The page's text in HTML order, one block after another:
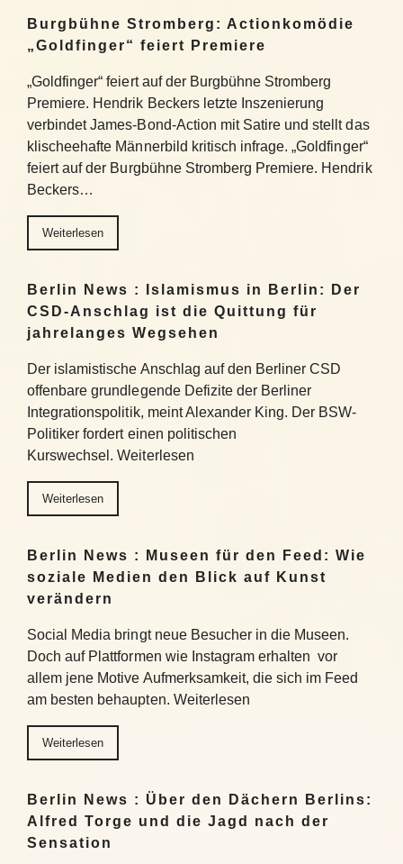
Burgbühne Stromberg: Actionkomödie
„Goldfinger“ feiert Premiere
„Goldfinger“ feiert auf der Burgbühne Stromberg
Premiere. Hendrik Beckers letzte Inszenierung
verbindet James-Bond-Action mit Satire und stellt das
klischeehafte Männerbild kritisch infrage. „Goldfinger“
feiert auf der Burgbühne Stromberg Premiere. Hendrik
Beckers…
Weiterlesen
Berlin News : Islamismus in Berlin: Der
CSD-Anschlag ist die Quittung für
jahrelanges Wegsehen
Der islamistische Anschlag auf den Berliner CSD
offenbare grundlegende Defizite der Berliner
Integrationspolitik, meint Alexander King. Der BSW-
Politiker fordert einen politischen
Kurswechsel. Weiterlesen
Weiterlesen
Berlin News : Museen für den Feed: Wie
soziale Medien den Blick auf Kunst
verändern
Social Media bringt neue Besucher in die Museen.
Doch auf Plattformen wie Instagram erhalten vor
allem jene Motive Aufmerksamkeit, die sich im Feed
am besten behaupten. Weiterlesen
Weiterlesen
Berlin News : Über den Dächern Berlins:
Alfred Torge und die Jagd nach der
Sensation